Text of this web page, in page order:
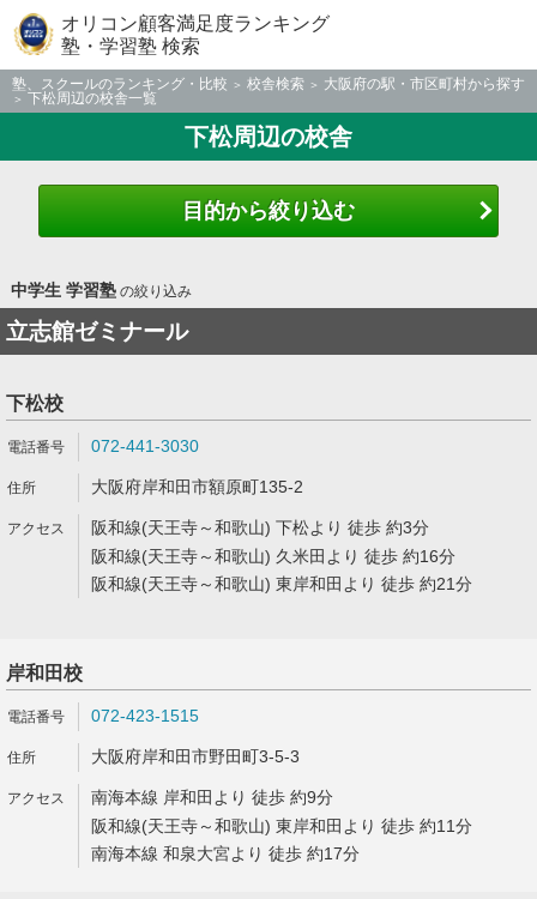
オリコン顧客満足度ランキング
塾・学習塾 検索
塾、スクールのランキング・比較 校舎検索
大阪府の駅・市区町村から探す
下松周辺の校舎一覧
下松周辺の校舎
目的から絞り込む
中学生 学習塾の絞り込み
立志館ゼミナール
下松校
072-441-3030
大阪府岸和田市額原町135-2
阪和線(天王寺～和歌山) 下松より 徒歩 約3分
阪和線(天王寺～和歌山) 久米田より 徒歩 約16分
阪和線(天王寺～和歌山) 東岸和田より 徒歩 約21分
岸和田校
072-423-1515
大阪府岸和田市野田町3-5-3
南海本線 岸和田より 徒歩 約9分
阪和線(天王寺～和歌山) 東岸和田より 徒歩 約11分
南海本線 和泉大宮より 徒歩 約17分